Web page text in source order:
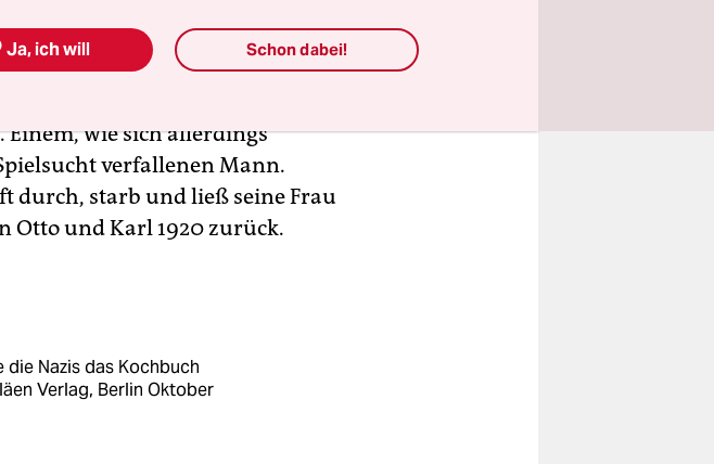
für das Kochen, was dem
galt als niedere
wie sich allerdings
verfallenen Mann.
durch, starb und ließ seine Frau
Otto und Karl 1920 zurück.
die Nazis das Kochbuch
Verlag, Berlin Oktober
Ja, ich will Schon dabei!